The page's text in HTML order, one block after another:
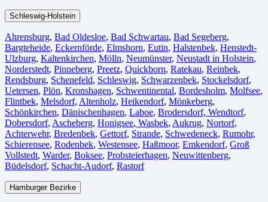
Schleswig-Holstein
Ahrensburg, Bad Oldesloe, Bad Schwartau, Bad Segeberg,
Bargteheide, Eckernförde, Elmshorn, Eutin, Halstenbek, Henstedt-
Ulzburg, Kaltenkirchen, Mölln, Neumünster, Neustadt in Holstein,
Norderstedt, Pinneberg, Preetz, Quickborn, Ratekau, Reinbek,
Rendsburg, Schenefeld, Schleswig, Schwarzenbek, Stockelsdorf,
Uetersen, Plön, Kronshagen, Schwentinental, Bordesholm, Molfsee,
Flintbek, Melsdorf, Altenholz, Heikendorf, Mönkeberg,
Schönkirchen, Dänischenhagen, Laboe, Brodersdorf, Wendtorf,
Dobersdorf, Ascheberg, Honigsee, Wasbek, Aukrug, Nortorf,
Achterwehr, Bredenbek, Gettorf, Strande, Schwedeneck, Rumohr,
Schierensee, Rodenbek, Westensee, Haßmoor, Emkendorf, Groß
Vollstedt, Warder, Boksee, Probsteierhagen, Neuwittenberg,
Büdelsdorf, Schacht-Audorf, Rastorf
Hamburger Bezirke